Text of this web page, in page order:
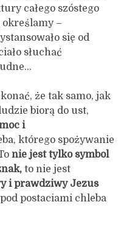
całego szóstego
określamy –
się od
słuchać
że tak samo, jak
biorą do ust,
i
którego spożywanie
nie jest tylko symbol
to nie jest
i prawdziwy Jezus
postaciami chleba